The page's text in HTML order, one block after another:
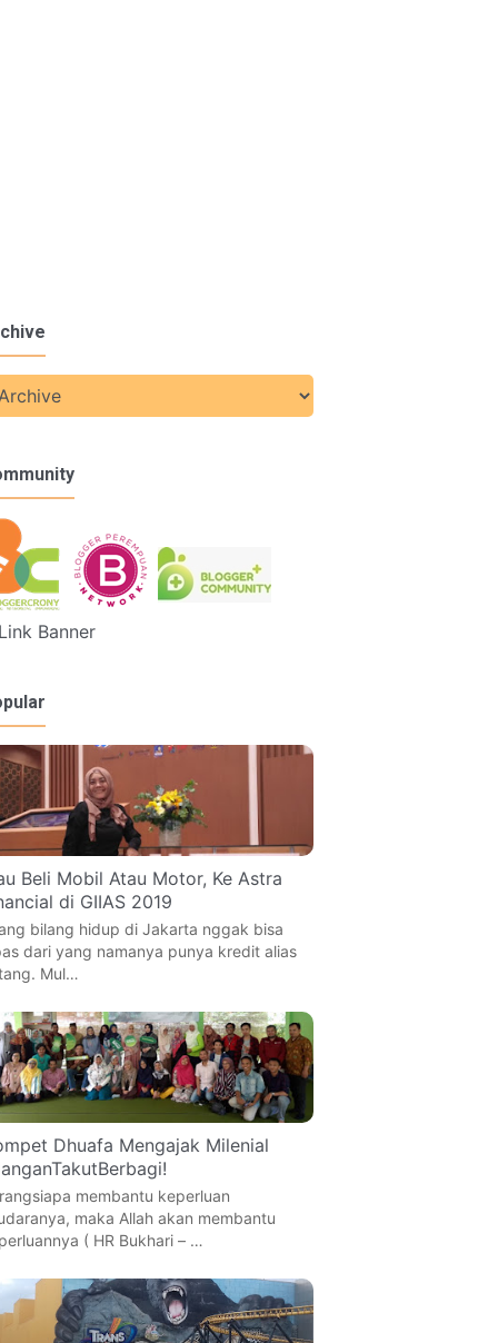
Beli Mobil Atau Motor, Ke Astra
di GIIAS 2019
bilang hidup di Jakarta nggak bisa
dari yang namanya punya kredit alias
Mul…
Dhuafa Mengajak Milenial
membantu keperluan
maka Allah akan membantu
( HR Bukhari – …